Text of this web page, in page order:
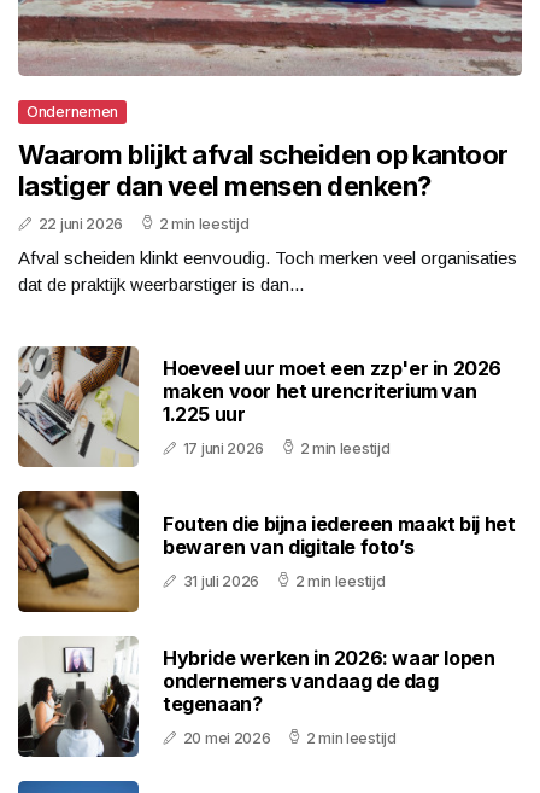
Ondernemen
Waarom blijkt afval scheiden op kantoor
lastiger dan veel mensen denken?
22 juni 2026 2 min leestijd
Afval scheiden klinkt eenvoudig. Toch merken veel organisaties
dat de praktijk weerbarstiger is dan...
Hoeveel uur moet een zzp'er in 2026
maken voor het urencriterium van
1.225 uur
17 juni 2026 2 min leestijd
Fouten die bijna iedereen maakt bij het
bewaren van digitale foto’s
31 juli 2026 2 min leestijd
Hybride werken in 2026: waar lopen
ondernemers vandaag de dag
tegenaan?
20 mei 2026 2 min leestijd